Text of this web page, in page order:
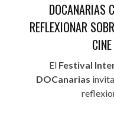
DOCANARIAS
REFLEXIONAR
El Festival
DOCanarias